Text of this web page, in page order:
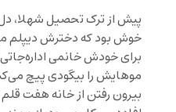
پیش از ترک تحصیل شهلا،
خوش بود که دخترش ديپلم
براى خودش خانمی
موهايش را بيگودى پیچ
بیرون رفتن از خانه هفت قلم